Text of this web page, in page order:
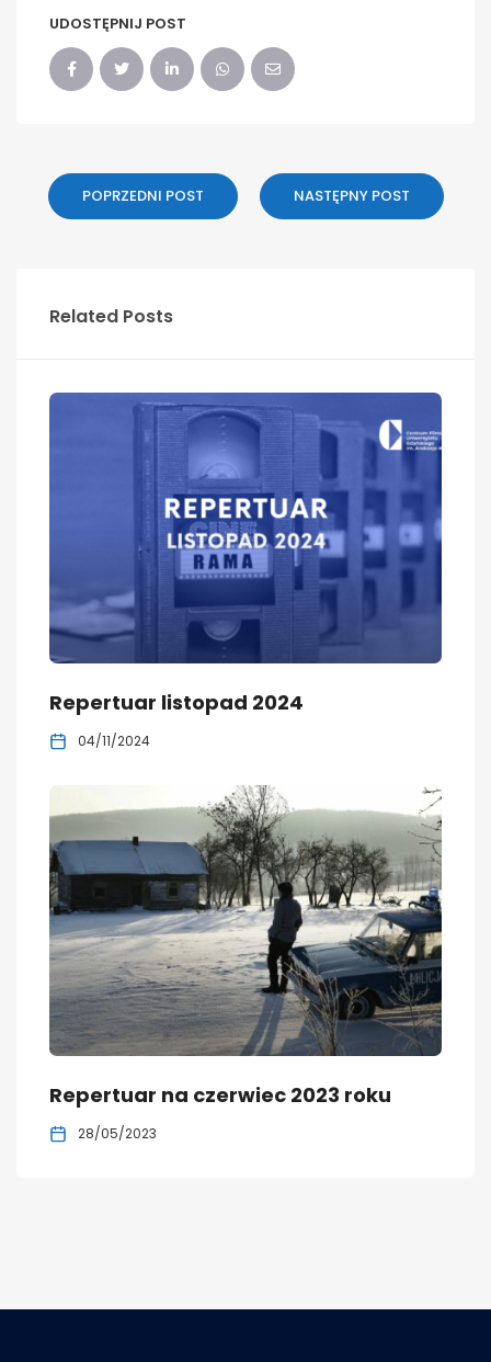
UDOSTĘPNIJ POST
POPRZEDNI POST NASTĘPNY POST
Related Posts
Repertuar listopad 2024
04/11/2024
Repertuar na czerwiec 2023 roku
28/05/2023